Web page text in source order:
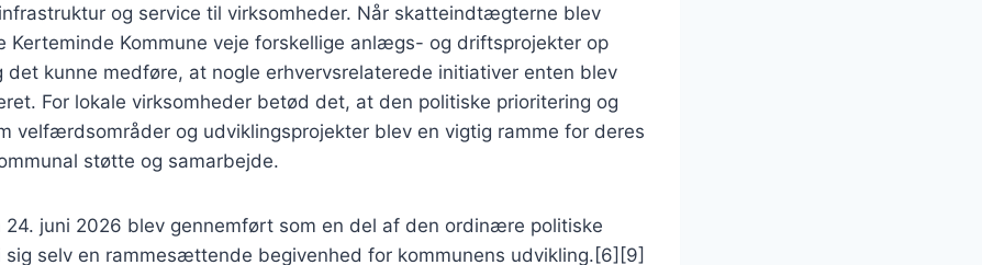
og service til virksomheder. Når skatteindtægterne blev
Kerteminde Kommune veje forskellige anlægs- og driftsprojekter op
det kunne medføre, at nogle erhvervsrelaterede initiativer enten blev
For lokale virksomheder betød det, at den politiske prioritering og
velfærdsområder og udviklingsprojekter blev en vigtig ramme for deres
støtte og samarbejde.
24. juni 2026 blev gennemført som en del af den ordinære politiske
sig selv en rammesættende begivenhed for kommunens udvikling.[6][9]